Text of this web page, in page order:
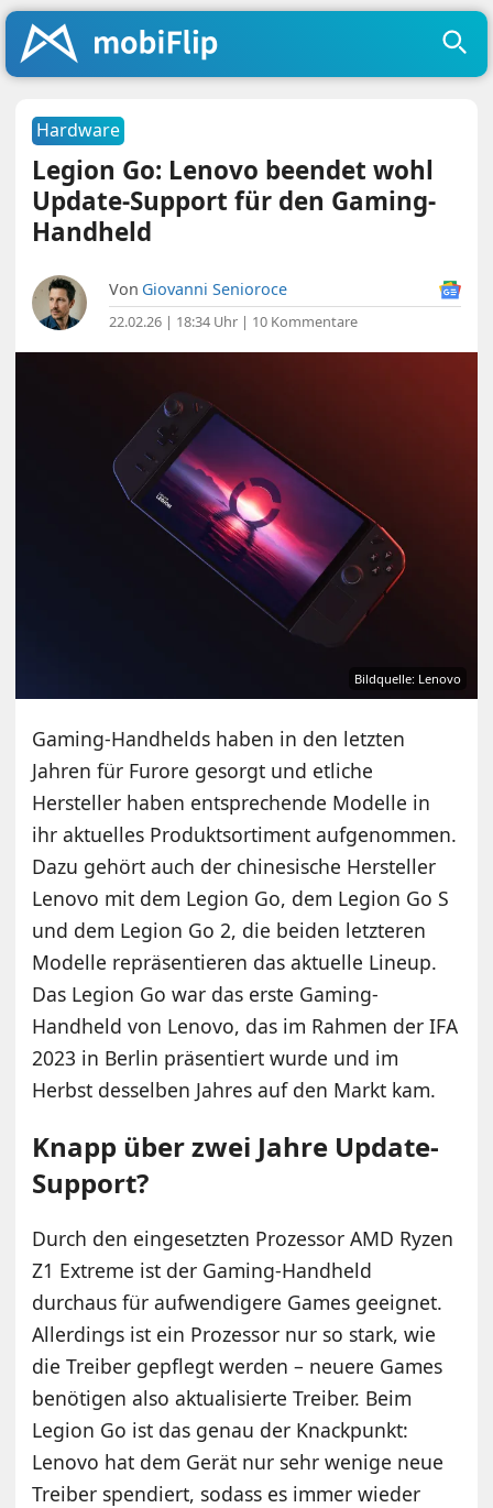
Hardware
Legion Go: Lenovo beendet wohl
Update-Support für den Gaming-
Handheld
Von Giovanni Senioroce
22.02.26 | 18:34 Uhr | 10 Kommentare
Bildquelle: Lenovo
Gaming-Handhelds haben in den letzten
Jahren für Furore gesorgt und etliche
Hersteller haben entsprechende Modelle in
ihr aktuelles Produktsortiment aufgenommen.
Dazu gehört auch der chinesische Hersteller
Lenovo mit dem Legion Go, dem Legion Go S
und dem Legion Go 2, die beiden letzteren
Modelle repräsentieren das aktuelle Lineup.
Das Legion Go war das erste Gaming-
Handheld von Lenovo, das im Rahmen der IFA
2023 in Berlin präsentiert wurde und im
Herbst desselben Jahres auf den Markt kam.
Knapp über zwei Jahre Update-
Support?
Durch den eingesetzten Prozessor AMD Ryzen
Z1 Extreme ist der Gaming-Handheld
durchaus für aufwendigere Games geeignet.
Allerdings ist ein Prozessor nur so stark, wie
die Treiber gepflegt werden – neuere Games
benötigen also aktualisierte Treiber. Beim
Legion Go ist das genau der Knackpunkt:
Lenovo hat dem Gerät nur sehr wenige neue
Treiber spendiert, sodass es immer wieder